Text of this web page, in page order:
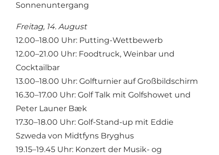
Sonnenuntergang
Freitag, 14. August
12.00–18.00 Uhr: Putting-Wettbewerb
12.00–21.00 Uhr: Foodtruck, Weinbar und
Cocktailbar
13.00–18.00 Uhr: Golfturnier auf Großbildschirm
16.30–17.00 Uhr: Golf Talk mit Golfshowet und
Peter Launer Bæk
17.30–18.00 Uhr: Golf-Stand-up mit Eddie
Szweda von Midtfyns Bryghus
19.15–19.45 Uhr: Konzert der Musik- og